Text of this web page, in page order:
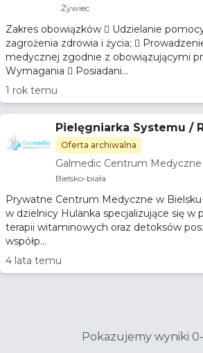
Żywiec
Zakres obowiązków  Udzielanie pomocy w stanach
zagrożenia zdrowia i życia;  Prowadzenie dokumentacji
medycznej zgodnie z obowiązującymi
Wymagania  Posiadani...
1 rok temu
Pielęgniarka Systemu /
ny
Oferta archiwalna
Galmedic Centrum Medyczne
Bielsko-biała
Prywatne Centrum Medyczne w
w dzielnicy Hulanka specjalizujące się w
terapii witaminowych oraz detoksów
współp...
4 lata temu
Pokazujemy wyniki